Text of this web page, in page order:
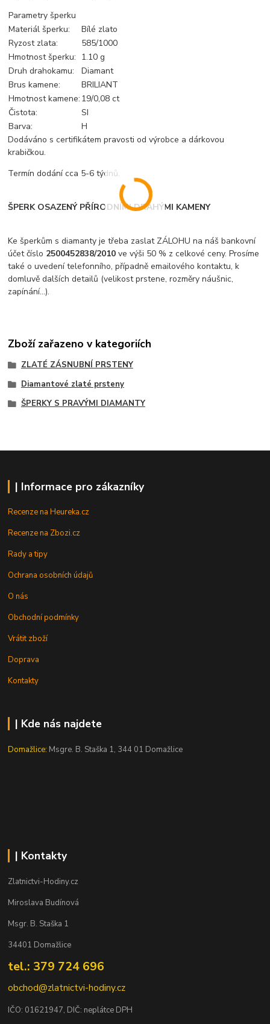
Parametry šperku
Materiál šperku:
Bílé zlato
Ryzost zlata:
585/1000
Hmotnost šperku: 1.10 g
Druh drahokamu:
Diamant
Brus kamene:
BRILIANT
Hmotnost kamene: 19/0,08 ct
Čistota:
SI
Barva:
H
Dodáváno s certifikátem pravosti od výrobce a dárkovou
krabičkou.
Termín dodání cca 5-6 týdnů.
ŠPERK OSAZENÝ PŘÍRODNÍMI DRAHÝMI KAMENY
Ke šperkům s diamanty je třeba zaslat ZÁLOHU na náš bankovní
účet číslo 2500452838/2010 ve výši 50 % z celkové ceny. Prosíme
také o uvedení telefonního, případně emailového kontaktu, k
domluvě dalších detailů (velikost prstene, rozměry náušnic,
zapínání...).
Zboží zařazeno v kategoriích
ZLATÉ ZÁSNUBNÍ PRSTENY
Diamantové zlaté prsteny
ŠPERKY S PRAVÝMI DIAMANTY
| Informace pro zákazníky
Recenze na Heureka.cz
Recenze na Zbozi.cz
Rady a tipy
Ochrana osobních údajů
O nás
Obchodní podmínky
Vrátit zboží
Doprava
Kontakty
| Kde nás najdete
Domažlice: Msgre. B. Staška 1, 344 01 Domažlice
| Kontakty
Zlatnictvi-Hodiny.cz
Miroslava Budínová
Msgr. B. Staška 1
34401 Domažlice
tel.: 379 724 696
obchod@zlatnictvi-hodiny.cz
IČO: 01621947, DIČ: neplátce DPH